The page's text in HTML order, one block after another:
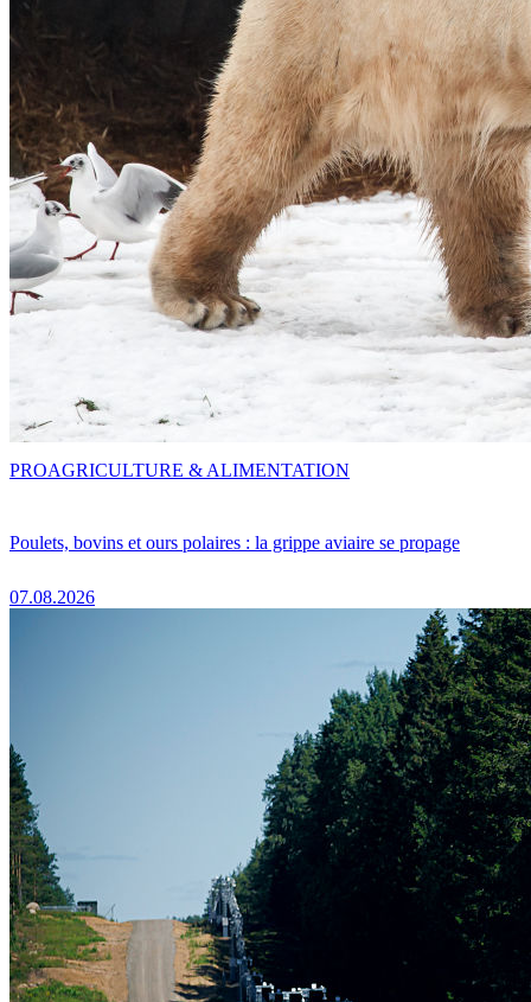
Poulets, bovins et ours polaires : la grippe aviaire se propage
07.08.2026
PROAGRICULTURE & ALIMENTATION